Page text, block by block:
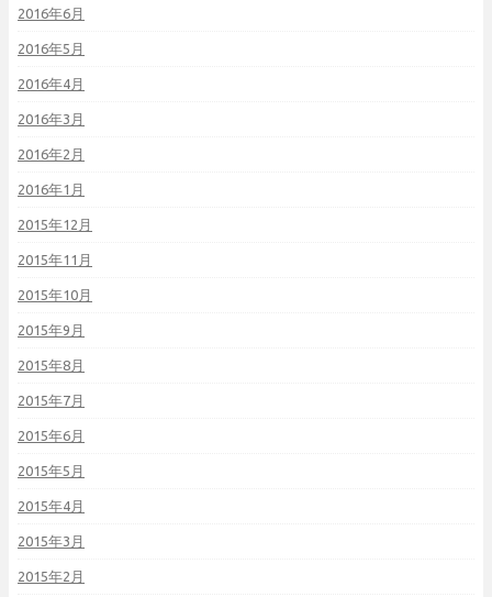
2016年6月
2016年5月
2016年4月
2016年3月
2016年2月
2016年1月
2015年12月
2015年11月
2015年10月
2015年9月
2015年8月
2015年7月
2015年6月
2015年5月
2015年4月
2015年3月
2015年2月